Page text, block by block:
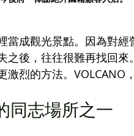
當成觀光景點。因為對
後，往往很難再找回來
烈的方法。VOLCANO
同志場所之一